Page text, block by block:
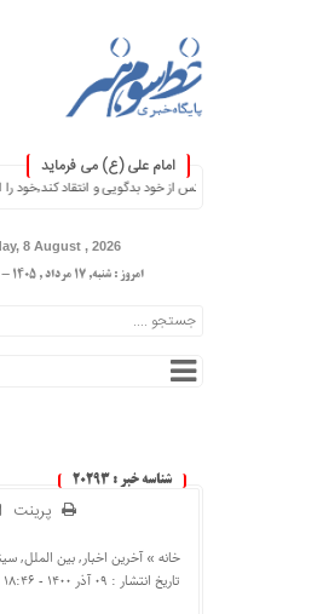
امام علی (ع) می فرماید
۞ هر کس از خود بدگویی و انتقاد کند٬خود را اصلاح کرده و هر کس خودستایی نماید٬ پس به تحقیق خویش را تباه نموده است. ۞
8 August , 2026
امروز : شنبه, ۱۷ مرداد , ۱۴۰۵ - 24 صفر 1448
شناسه خبر : 20293
پرینت
خانه »آخرین اخبار,بین الملل,
تاریخ انتشار : ۰۹ آذر ۱۴۰۰ - ۱۸:۴۶ |